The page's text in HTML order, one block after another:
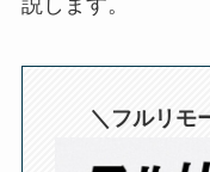
＼フルリモ